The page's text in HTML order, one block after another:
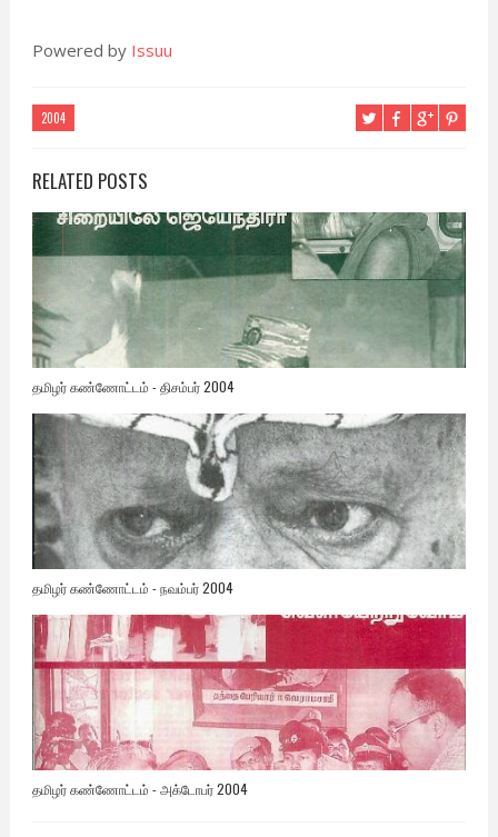
Powered by Issuu
2004
RELATED POSTS
தமிழர் கண்ணோட்டம் - திசம்பர் 2004
தமிழர் கண்ணோட்டம் - நவம்பர் 2004
தமிழர் கண்ணோட்டம் - அக்டோபர் 2004